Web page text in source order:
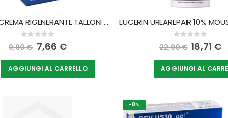
NOKSAN CREMA RIGENERANTE TALLONI SCREPOLATI 50 ML
Rating:
0%
9,90 € Special
Price
7,66 €
AGGIUNGI AL CARRELLO
Rating:
0%
22,90 € Special
Price
18,71 €
AGGIUNGI AL
-8%